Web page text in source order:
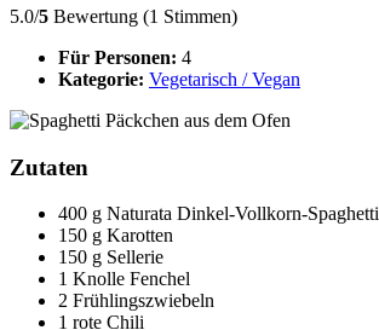
5.0/5 Bewertung (1 Stimmen)
Für Personen: 4
Kategorie: Vegetarisch / Vegan
Zutaten
400 g Naturata Dinkel-Vollkorn-Spaghetti
150 g Karotten
150 g Sellerie
1 Knolle Fenchel
2 Frühlingszwiebeln
1 rote Chili